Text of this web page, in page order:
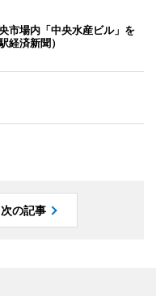
市場内「中央水産ビル」を
経済新聞）
次の記事